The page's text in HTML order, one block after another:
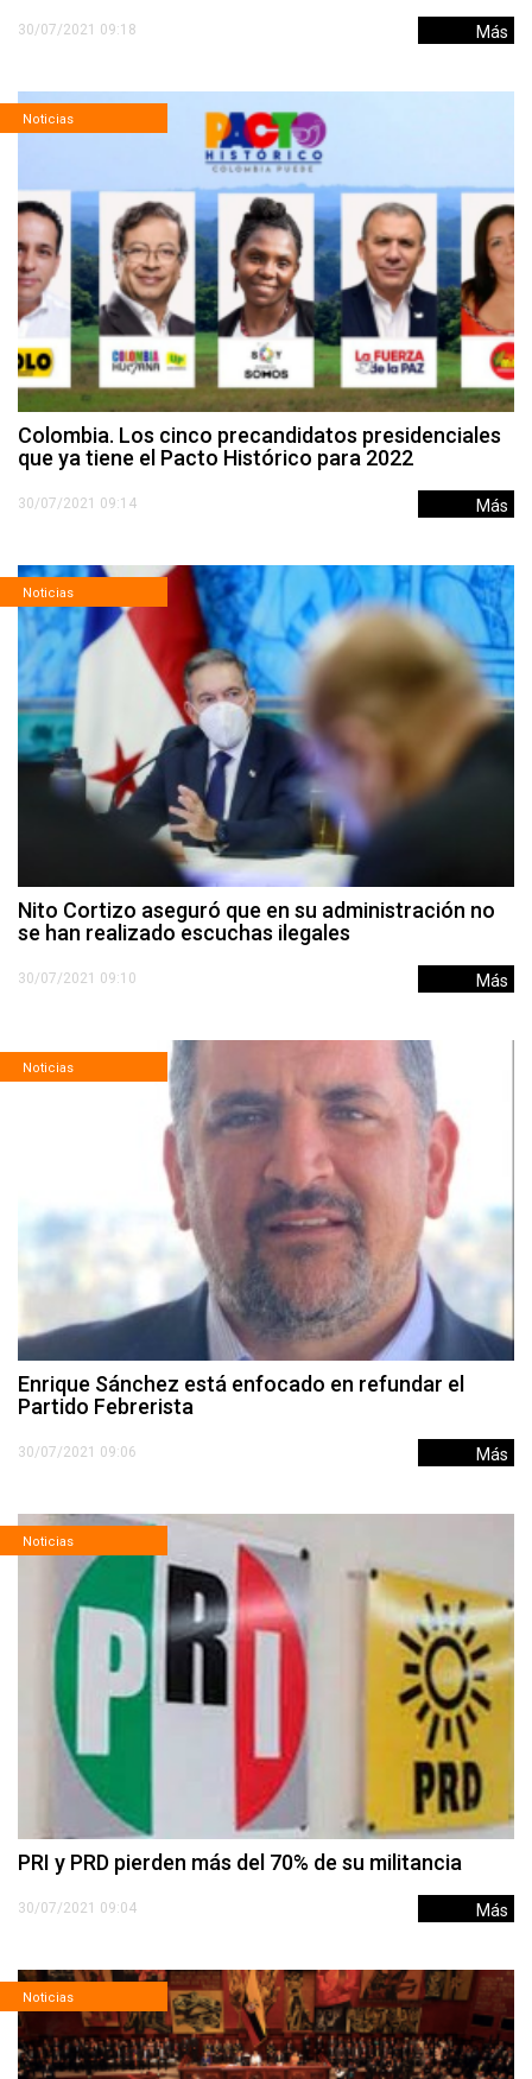
30/07/2021 09:18 Más
Noticias
Colombia. Los cinco precandidatos presidenciales
que ya tiene el Pacto Histórico para 2022
30/07/2021 09:14 Más
Noticias
Nito Cortizo aseguró que en su administración no
se han realizado escuchas ilegales
30/07/2021 09:10 Más
Noticias
Enrique Sánchez está enfocado en refundar el
Partido Febrerista
30/07/2021 09:06 Más
Noticias
PRI y PRD pierden más del 70% de su militancia
30/07/2021 09:04 Más
Noticias